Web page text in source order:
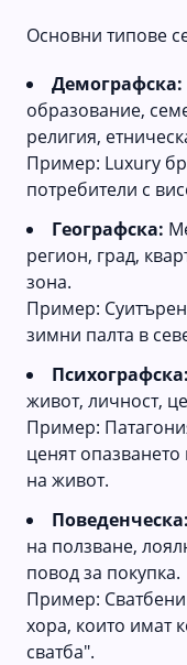
Основни типове
Демографска:
образование,
религия,
Пример: Luxury
потребители с
Географска:
регион, град,
зона.
Пример:
зимни палта в
Психографска:
живот, личност,
Пример:
ценят
на живот.
Поведенческа:
на ползване,
повод за покупка.
Пример:
хора, които имат
сватба".